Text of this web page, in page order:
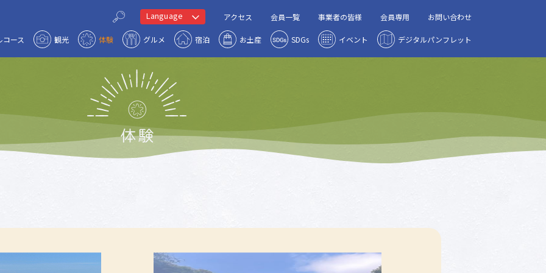
Language アクセス 会員一覧 事業者の皆様 会員専用 お問い合わせ
コース 観光 体験 グルメ 宿泊 お土産 SDGs イベント デジタルパンフレット